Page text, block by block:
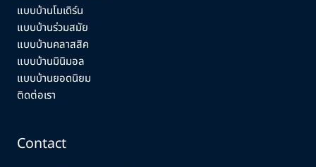
แบบบ้านโมเดิร์น
แบบบ้านร่วมสมัย
แบบบ้านคลาสสิค
แบบบ้านมินิมอล
แบบบ้านยอดนิยม
ติดต่อเรา
Contact